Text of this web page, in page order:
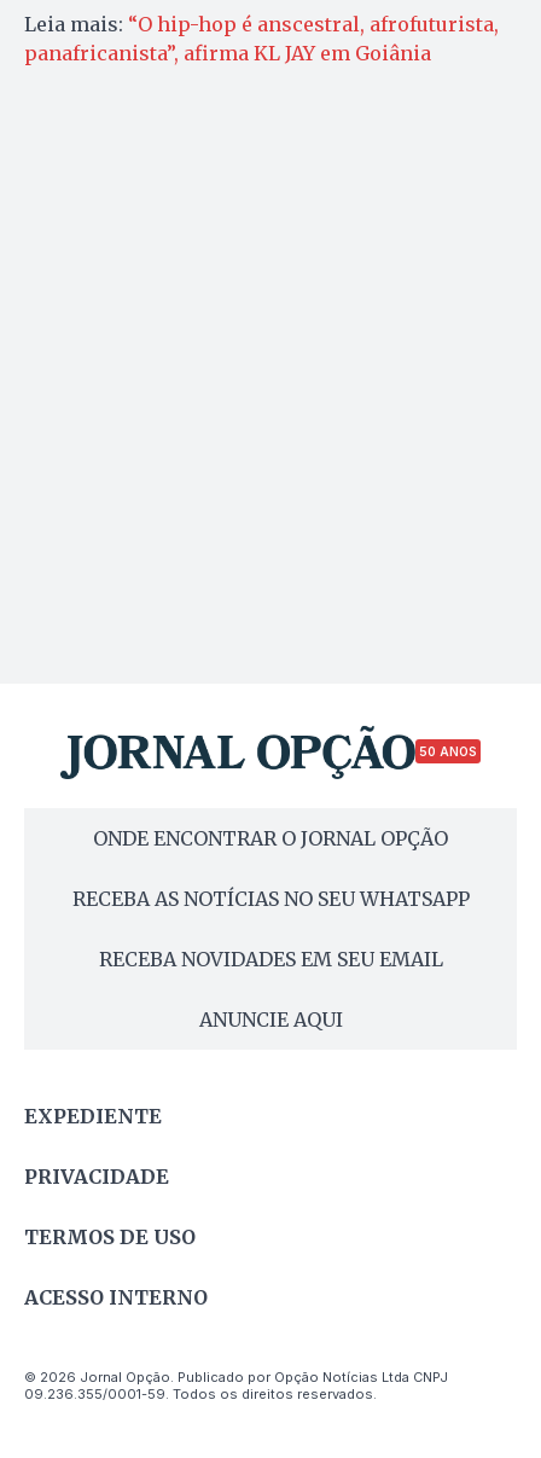
Leia mais: “O hip-hop é anscestral, afrofuturista,
panafricanista”, afirma KL JAY em Goiânia
50 ANOS
ONDE ENCONTRAR O JORNAL OPÇÃO
RECEBA AS NOTÍCIAS NO SEU WHATSAPP
RECEBA NOVIDADES EM SEU EMAIL
ANUNCIE AQUI
EXPEDIENTE
PRIVACIDADE
TERMOS DE USO
ACESSO INTERNO
© 2026 Jornal Opção. Publicado por Opção Notícias Ltda CNPJ
09.236.355/0001-59. Todos os direitos reservados.